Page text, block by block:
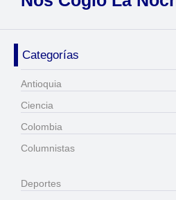
Categorías
Antioquia
Ciencia
Colombia
Columnistas
Deportes